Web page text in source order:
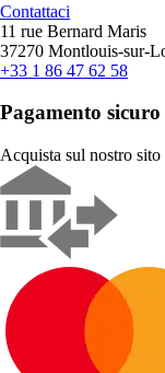
Contattaci
11 rue Bernard Maris
37270 Montlouis-sur-
+33 1 86 47 62 58
Pagamento sicuro
Acquista sul nostro sito